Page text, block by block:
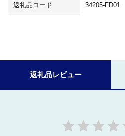
返礼品コード 34205-FD01
返礼品レビュー